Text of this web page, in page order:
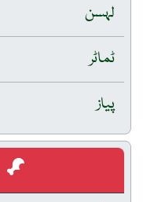
لہسن
ٹماٹر
پیاز